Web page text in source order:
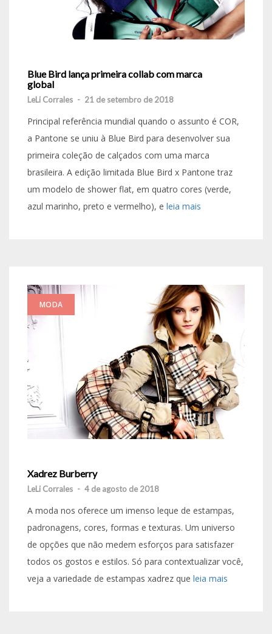
Blue Bird lança primeira collab com marca
global
LeLi Corrales - 21 de setembro de 2018
Principal referência mundial quando o assunto é COR,
a Pantone se uniu à Blue Bird para desenvolver sua
primeira coleção de calçados com uma marca
brasileira. A edição limitada Blue Bird x Pantone traz
um modelo de shower flat, em quatro cores (verde,
azul marinho, preto e vermelho), e leia mais
MODA
Xadrez Burberry
LeLi Corrales - 4 de agosto de 2018
A moda nos oferece um imenso leque de estampas,
padronagens, cores, formas e texturas. Um universo
de opções que não medem esforços para satisfazer
todos os gostos e estilos. Só para contextualizar você,
veja a variedade de estampas xadrez que leia mais